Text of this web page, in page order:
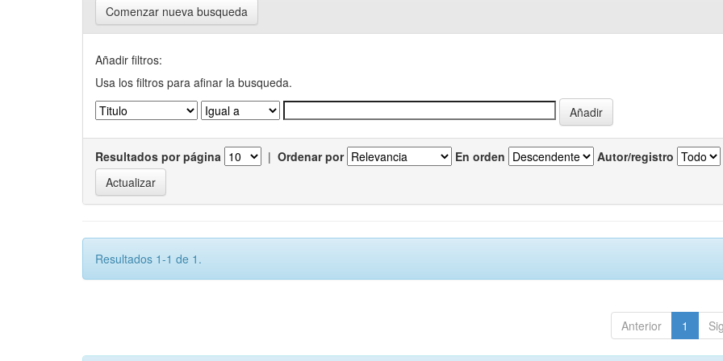
Comenzar nueva busqueda
Añadir filtros:
Usa los filtros para afinar la busqueda.
Resultados por página | Ordenar por En orden Autor/registro
Resultados 1-1 de 1.
Anterior 1